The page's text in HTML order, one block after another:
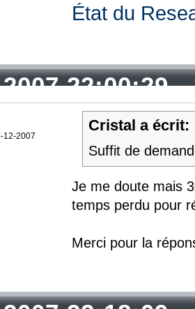
État du
22:00:29
12-2007
Cristal a écrit:
Suffit de
Je me doute mais
temps perdu pour
Merci pour la